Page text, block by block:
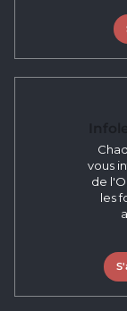
vous
de
les